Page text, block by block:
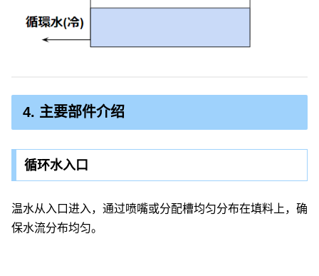
4. 主要部件介绍
循环水入口
温水从入口进入，通过喷嘴或分配槽均匀分布在填料上，确
保水流分布均匀。